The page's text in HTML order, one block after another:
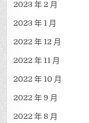
2023 年 2 月
2023 年 1 月
2022 年 12 月
2022 年 11 月
2022 年 10 月
2022 年 9 月
2022 年 8 月